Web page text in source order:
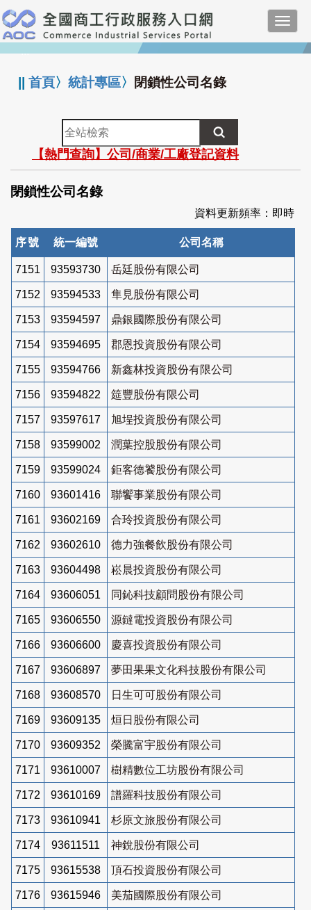
跳
到
主
要
:::
||首頁〉統計專區〉 閉鎖性公司名錄
全
站
檢
索
【熱門查詢】公司/商業/工廠登記資料
閉鎖性公司名錄
資料更新頻率：即時
序號 統一編號 公司名稱
7151 93593730 岳廷股份有限公司
7152 93594533 隼見股份有限公司
7153 93594597 鼎銀國際股份有限公司
7154 93594695 郡恩投資股份有限公司
7155 93594766 新鑫林投資股份有限公司
7156 93594822 筵豐股份有限公司
7157 93597617 旭埕投資股份有限公司
7158 93599002 潤葉控股股份有限公司
7159 93599024 鉅客德饕股份有限公司
7160 93601416 聯饗事業股份有限公司
7161 93602169 合玲投資股份有限公司
7162 93602610 德力強餐飲股份有限公司
7163 93604498 崧晨投資股份有限公司
7164 93606051 同鈊科技顧問股份有限公司
7165 93606550 源鐽電投資股份有限公司
7166 93606600 慶喜投資股份有限公司
7167 93606897 夢田果果文化科技股份有限公司
7168 93608570 日生可可股份有限公司
7169 93609135 烜日股份有限公司
7170 93609352 榮騰富宇股份有限公司
7171 93610007 樹精數位工坊股份有限公司
7172 93610169 譜羅科技股份有限公司
7173 93610941 杉原文旅股份有限公司
7174 93611511 神銳股份有限公司
7175 93615538 頂石投資股份有限公司
7176 93615946 美茄國際股份有限公司